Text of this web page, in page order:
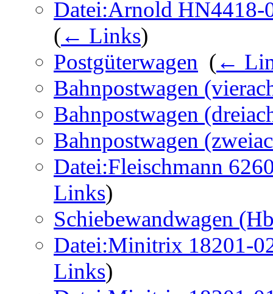
Datei:Arnold HN4418-
(← Links)
Postgüterwagen (←
Bahnpostwagen
Bahnpostwagen
Bahnpostwagen
Datei:Fleischmann
Links)
Schiebewandwagen
Datei:Minitrix 18201-
Links)